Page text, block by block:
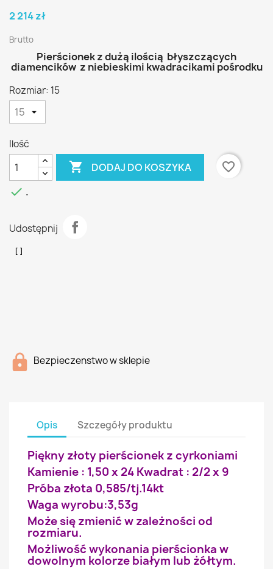
2 214 zł
Brutto
Pierścionek z dużą ilością błyszczących
diamencików z niebieskimi kwadracikami pośrodku
Rozmiar: 15
Ilość
 DODAJ DO KOSZYKA
favorite_border
 .
Udostępnij
Bezpieczenstwo w sklepie
Opis Szczegóły produktu
Piękny złoty pierścionek z cyrkoniami
Kamienie : 1,50 x 24 Kwadrat : 2/2 x 9
Próba złota 0,585/tj.14kt
Waga wyrobu:3,53g
Może się zmienić w zależności od
rozmiaru.
Możliwość wykonania pierścionka w
dowolnym kolorze białym lub żółtym.